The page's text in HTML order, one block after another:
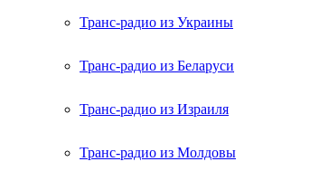
Транс-радио из Украины
Транс-радио из Беларуси
Транс-радио из Израиля
Транс-радио из Молдовы